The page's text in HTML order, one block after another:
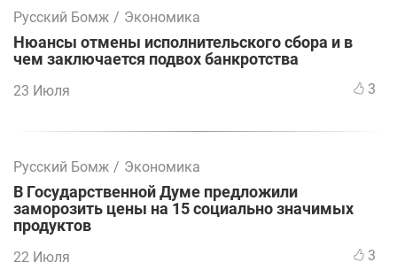
Русский Бомж / Экономика
Нюансы отмены исполнительского сбора и в
чем заключается подвох банкротства
23 Июля 3
Русский Бомж / Экономика
В Государственной Думе предложили
заморозить цены на 15 социально значимых
продуктов
22 Июля 3